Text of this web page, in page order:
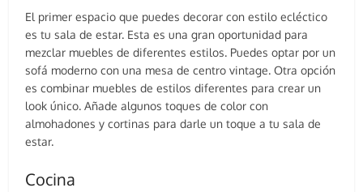
El primer espacio que puedes decorar con estilo ecléctico
es tu sala de estar. Esta es una gran oportunidad para
mezclar muebles de diferentes estilos. Puedes optar por un
sofá moderno con una mesa de centro vintage. Otra opción
es combinar muebles de estilos diferentes para crear un
look único. Añade algunos toques de color con
almohadones y cortinas para darle un toque a tu sala de
estar.
Cocina